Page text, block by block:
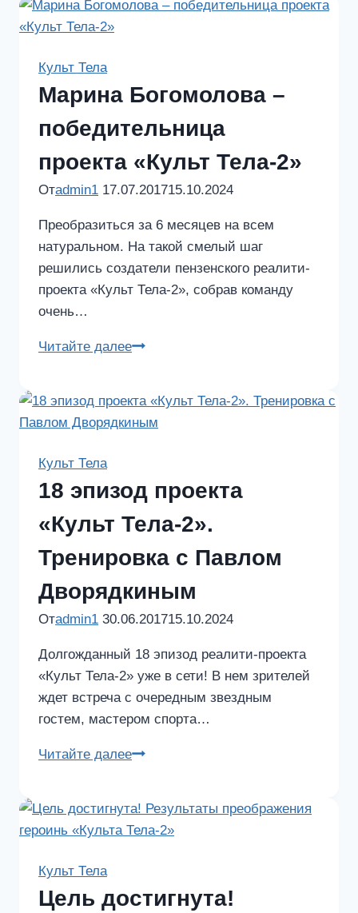
за
Елены
Кутузовой
Культ Тела
Марина Богомолова –
победительница
проекта «Культ Тела-2»
Отadmin1 17.07.201715.10.2024
Преобразиться за 6 месяцев на всем
натуральном. На такой смелый шаг
решились создатели пензенского реалити-
проекта «Культ Тела-2», собрав команду
очень…
Читайте далееМарина
победительница
проекта
Культ Тела
18 эпизод проекта
«Культ Тела-2».
Тренировка с Павлом
Дворядкиным
Отadmin1 30.06.201715.10.2024
Долгожданный 18 эпизод реалити-проекта
«Культ Тела-2» уже в сети! В нем зрителей
ждет встреча с очередным звездным
гостем, мастером спорта…
Читайте далее18
«Культ
Тела-2».
Павлом
Культ Тела
Цель достигнута!